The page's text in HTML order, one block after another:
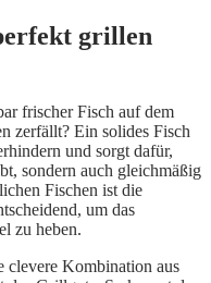
grillen
frischer Fisch auf dem
zerfällt? Ein solides Fisch
und sorgt dafür,
sondern auch gleichmäßig
Fischen ist die
um das
zu heben.
clevere Kombination aus